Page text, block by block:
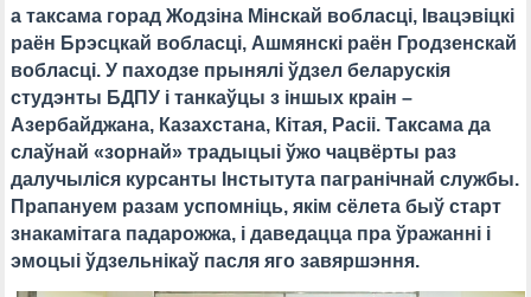
а таксама горад Жодзіна Мінскай вобласці, Івацэвіцкі
раён Брэсцкай вобласці, Ашмянскі раён Гродзенскай
вобласці. У паходзе прынялі ўдзел беларускія
студэнты БДПУ і танкаўцы з іншых краін –
Азербайджана, Казахстана, Кітая, Расіі. Таксама да
слаўнай «зорнай» традыцыі ўжо чацвёрты раз
далучыліся курсанты Інстытута пагранічнай службы.
Прапануем разам успомніць, якім сёлета быў старт
знакамітага падарожжа, і даведацца пра ўражанні і
эмоцыі ўдзельнікаў пасля яго завяршэння.